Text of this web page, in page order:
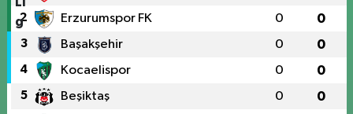
2 Erzurumspor FK 0 0
3 Başakşehir 0 0
4 Kocaelispor 0 0
5 Beşiktaş 0 0